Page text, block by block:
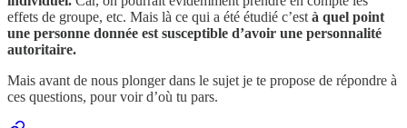
effets de groupe, etc. Mais là ce qui a été étudié c’est à quel point
une personne donnée est susceptible d’avoir une personnalité
autoritaire.
Mais avant de nous plonger dans le sujet je te propose de répondre à
ces questions, pour voir d’où tu pars.